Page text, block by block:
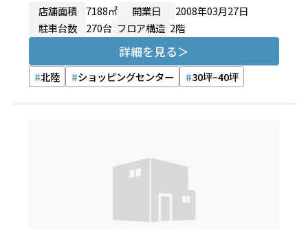
店舗面積 7188㎡ 開業日
2008年03月27日
駐車台数
270台 フロア構造 2階
詳細を見る
北陸 ショッピングセンター 30坪~40坪